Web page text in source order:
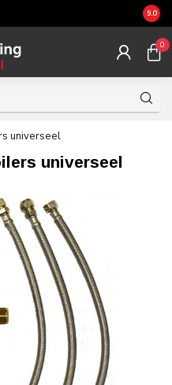
9.0
0
universeel
universeel